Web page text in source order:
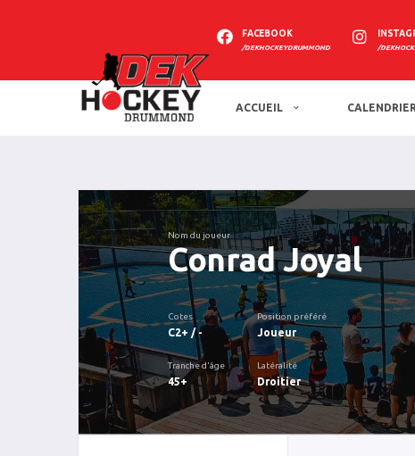
FACEBOOK
/DEKHOCKEYDRUMMOND /
ACCUEIL CALENDRIER
Nom du joueur
Conrad Joyal
Cotes
C2+ / -
Position préféré
Joueur
Tranche d'âge
45+
Latéralité
Droitier